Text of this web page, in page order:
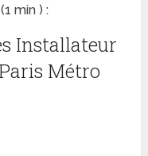
min ) :
Installateur
Métro